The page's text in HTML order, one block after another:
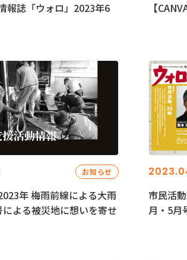
報誌「ウォロ」2023年6
【
お知らせ
年 梅雨前線による大雨
よる被災地に想いを寄せ
市民活
月・5月